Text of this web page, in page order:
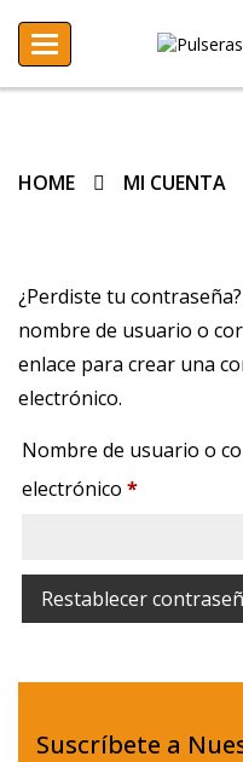
Toggle
navigation
HOME MI CUENTA
¿Perdiste tu
nombre de usuario o
enlace para crear una
electrónico.
Nombre de usuario o
electrónico *Obligatorio
Restablecer
Suscríbete a